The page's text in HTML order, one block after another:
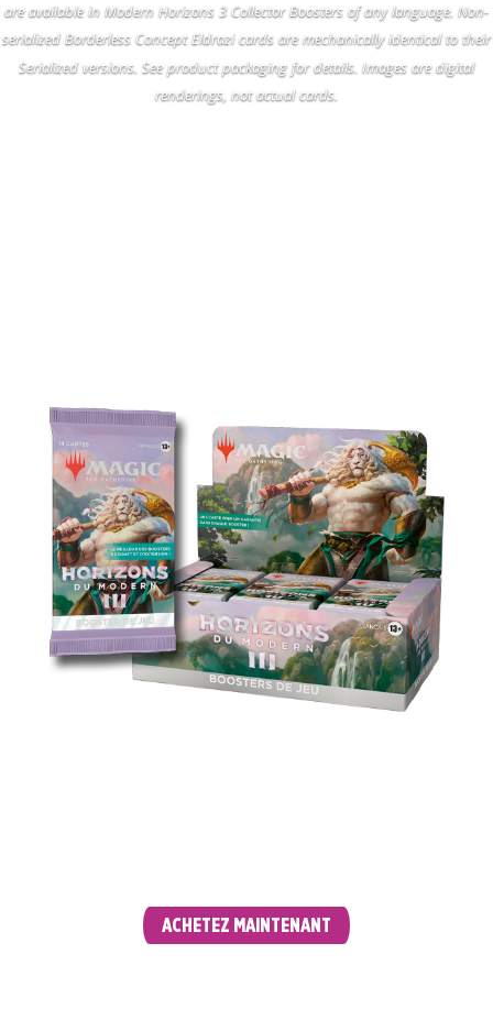
are available in Modern Horizons 3 Collector Boosters of any language. Non-
serialized Borderless Concept Eldrazi cards are mechanically identical to their
Serialized versions. See product packaging for details. Images are digital
renderings, not actual cards.
ACHETEZ MAINTENANT